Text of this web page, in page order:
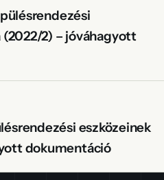
2) – jóváhagyott
eszközeinek
dokumentáció